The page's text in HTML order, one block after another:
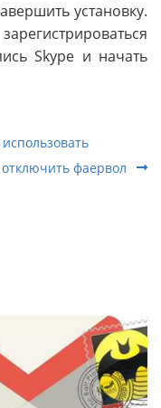
установку.
Skype и начать
отключить фаервол